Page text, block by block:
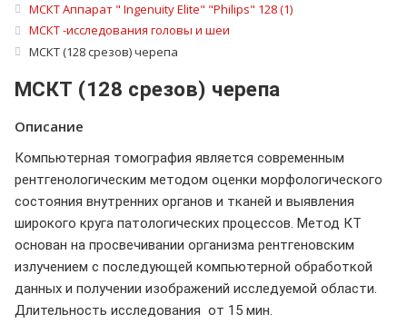
МСКТ Аппарат " Ingenuity Elite" "Philips" 128 (1)
МСКТ -исследования головы и шеи
МСКТ (128 срезов) черепа
МСКТ (128 срезов) черепа
Описание
Компьютерная томография является современным
рентгенологическим методом оценки морфологического
состояния внутренних органов и тканей и выявления
широкого круга патологических процессов. Метод КТ
основан на просвечивании организма рентгеновским
излучением с последующей компьютерной обработкой
данных и получении изображений исследуемой области.
Длительность исследования от 15 мин.